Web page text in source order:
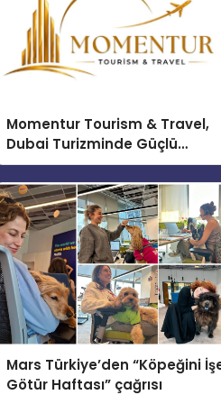
Momentur Tourism & Travel,
Dubai Turizminde Güçlü
Operasyon Ağıyla Fark
Yaratıyor
Mars Türkiye’den “Köpeğini
Götür Haftası” çağrısı